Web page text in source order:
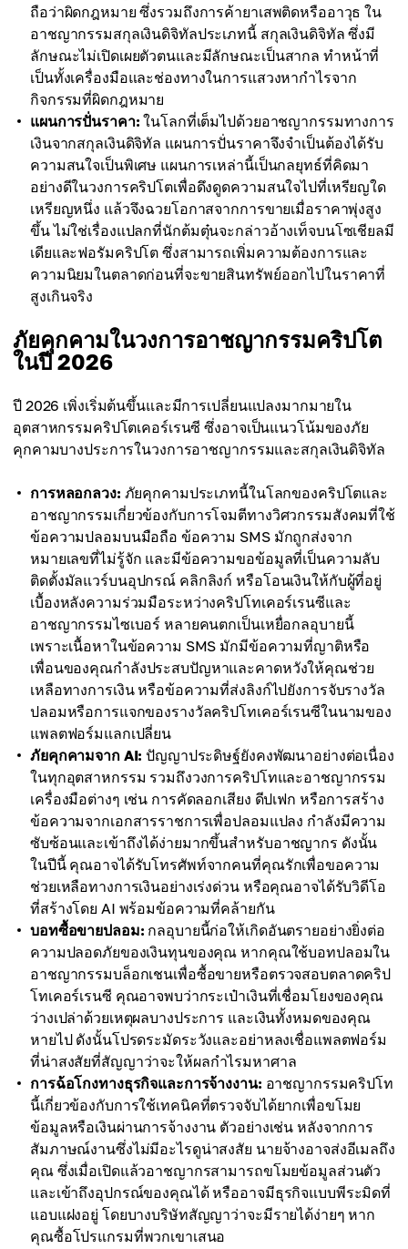
ถือว่าผิดกฎหมาย ซึ่งรวมถึงการค้ายาเสพติดหรืออาวุธ ใน
อาชญากรรมสกุลเงินดิจิทัลประเภทนี้ สกุลเงินดิจิทัล ซึ่งมี
ลักษณะไม่เปิดเผยตัวตนและมีลักษณะเป็นสากล ทำหน้าที่
เป็นทั้งเครื่องมือและช่องทางในการแสวงหากำไรจาก
กิจกรรมที่ผิดกฎหมาย
แผนการปั่นราคา: ในโลกที่เต็มไปด้วยอาชญากรรมทางการ
เงินจากสกุลเงินดิจิทัล แผนการปั่นราคาจึงจำเป็นต้องได้รับ
ความสนใจเป็นพิเศษ แผนการเหล่านี้เป็นกลยุทธ์ที่คิดมา
อย่างดีในวงการคริปโตเพื่อดึงดูดความสนใจไปที่เหรียญใด
เหรียญหนึ่ง แล้วจึงฉวยโอกาสจากการขายเมื่อราคาพุ่งสูง
ขึ้น ไม่ใช่เรื่องแปลกที่นักต้มตุ๋นจะกล่าวอ้างเท็จบนโซเชียลมี
เดียและฟอรัมคริปโต ซึ่งสามารถเพิ่มความต้องการและ
ความนิยมในตลาดก่อนที่จะขายสินทรัพย์ออกไปในราคาที่
สูงเกินจริง
ภัยคุกคามในวงการอาชญากรรมคริปโต
ในปี 2026
ปี 2026 เพิ่งเริ่มต้นขึ้นและมีการเปลี่ยนแปลงมากมายใน
อุตสาหกรรมคริปโตเคอร์เรนซี ซึ่งอาจเป็นแนวโน้มของภัย
คุกคามบางประการในวงการอาชญากรรมและสกุลเงินดิจิทัล
การหลอกลวง: ภัยคุกคามประเภทนี้ในโลกของคริปโตและ
อาชญากรรมเกี่ยวข้องกับการโจมตีทางวิศวกรรมสังคมที่ใช้
ข้อความปลอมบนมือถือ ข้อความ SMS มักถูกส่งจาก
หมายเลขที่ไม่รู้จัก และมีข้อความขอข้อมูลที่เป็นความลับ
ติดตั้งมัลแวร์บนอุปกรณ์ คลิกลิงก์ หรือโอนเงินให้กับผู้ที่อยู่
เบื้องหลังความร่วมมือระหว่างคริปโทเคอร์เรนซีและ
อาชญากรรมไซเบอร์ หลายคนตกเป็นเหยื่อกลอุบายนี้
เพราะเนื้อหาในข้อความ SMS มักมีข้อความที่ญาติหรือ
เพื่อนของคุณกำลังประสบปัญหาและคาดหวังให้คุณช่วย
เหลือทางการเงิน หรือข้อความที่ส่งลิงก์ไปยังการจับรางวัล
ปลอมหรือการแจกของรางวัลคริปโทเคอร์เรนซีในนามของ
แพลตฟอร์มแลกเปลี่ยน
ภัยคุกคามจาก AI: ปัญญาประดิษฐ์ยังคงพัฒนาอย่างต่อเนื่อง
ในทุกอุตสาหกรรม รวมถึงวงการคริปโทและอาชญากรรม
เครื่องมือต่างๆ เช่น การคัดลอกเสียง ดีปเฟก หรือการสร้าง
ข้อความจากเอกสารราชการเพื่อปลอมแปลง กำลังมีความ
ซับซ้อนและเข้าถึงได้ง่ายมากขึ้นสำหรับอาชญากร ดังนั้น
ในปีนี้ คุณอาจได้รับโทรศัพท์จากคนที่คุณรักเพื่อขอความ
ช่วยเหลือทางการเงินอย่างเร่งด่วน หรือคุณอาจได้รับวิดีโอ
ที่สร้างโดย AI พร้อมข้อความที่คล้ายกัน
บอทซื้อขายปลอม: กลอุบายนี้ก่อให้เกิดอันตรายอย่างยิ่งต่อ
ความปลอดภัยของเงินทุนของคุณ หากคุณใช้บอทปลอมใน
อาชญากรรมบล็อกเชนเพื่อซื้อขายหรือตรวจสอบตลาดคริป
โทเคอร์เรนซี คุณอาจพบว่ากระเป๋าเงินที่เชื่อมโยงของคุณ
ว่างเปล่าด้วยเหตุผลบางประการ และเงินทั้งหมดของคุณ
หายไป ดังนั้นโปรดระมัดระวังและอย่าหลงเชื่อแพลตฟอร์ม
ที่น่าสงสัยที่สัญญาว่าจะให้ผลกำไรมหาศาล
การฉ้อโกงทางธุรกิจและการจ้างงาน: อาชญากรรมคริปโท
นี้เกี่ยวข้องกับการใช้เทคนิคที่ตรวจจับได้ยากเพื่อขโมย
ข้อมูลหรือเงินผ่านการจ้างงาน ตัวอย่างเช่น หลังจากการ
สัมภาษณ์งานซึ่งไม่มีอะไรดูน่าสงสัย นายจ้างอาจส่งอีเมลถึง
คุณ ซึ่งเมื่อเปิดแล้วอาชญากรสามารถขโมยข้อมูลส่วนตัว
และเข้าถึงอุปกรณ์ของคุณได้ หรืออาจมีธุรกิจแบบพีระมิดที่
แอบแฝงอยู่ โดยบางบริษัทสัญญาว่าจะมีรายได้ง่ายๆ หาก
คุณซื้อโปรแกรมที่พวกเขาเสนอ